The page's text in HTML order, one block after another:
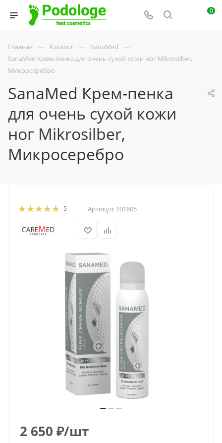
0
Главная — Каталог — SanaMed —
SanaMed Крем-пенка для очень сухой кожи ног Mikrosilber,
Микросеребро
SanaMed Крем-пенка
для очень сухой кожи
ног Mikrosilber,
Микросеребро
5 Артикул: 101605
2 650 ₽/шт